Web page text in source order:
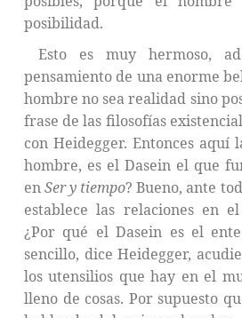
posibilidad.
Esto es muy hermoso,
pensamiento de una enorme
hombre no sea realidad sino
frase de las filosofías
con Heidegger. Entonces aquí
hombre, es el Dasein el que
enSer y tiempo? Bueno, ante
establece las relaciones en
¿Por qué el Dasein es el
sencillo, dice Heidegger,
los utensilios que hay en el
lleno de cosas. Por supuesto